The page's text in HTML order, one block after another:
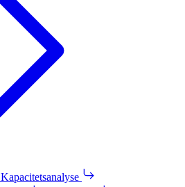
Kapacitetsanalyse